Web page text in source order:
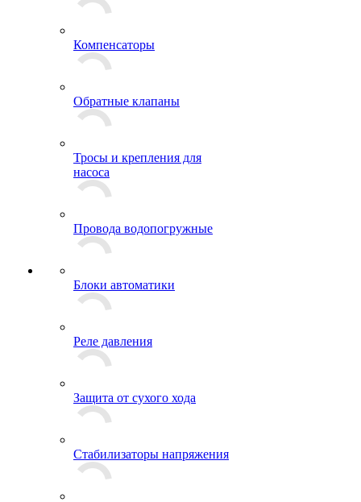
Компенсаторы
Обратные клапаны
Тросы и крепления для
насоса
Провода водопогружные
Блоки автоматики
Реле давления
Защита от сухого хода
Стабилизаторы напряжения